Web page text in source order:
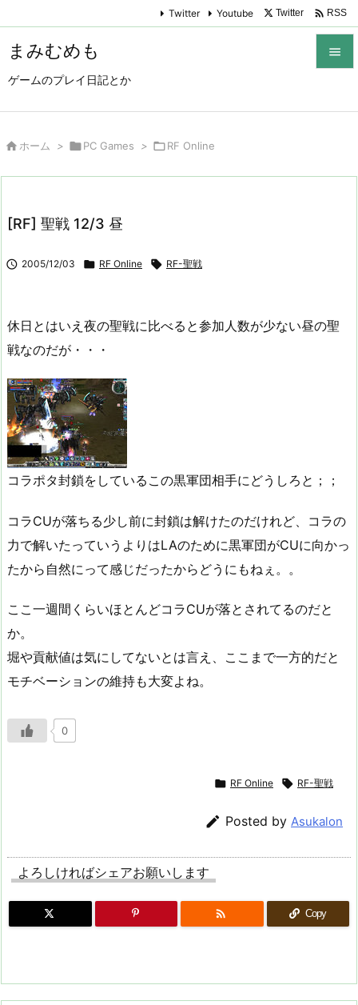
まみむめも
ゲームのプレイ日記とか

Twitter Youtube Twitter  RSS
 ホーム > PC Games > RF Online
[RF] 聖戦 12/3 昼
 2005/12/03  RF Online  RF-聖戦
休日とはいえ夜の聖戦に比べると参加人数が少ない昼の聖
戦なのだが・・・
コラポタ封鎖をしているこの黒軍団相手にどうしろと；；
コラCUが落ちる少し前に封鎖は解けたのだけれど、コラの
力で解いたっていうよりはLAのために黒軍団がCUに向かっ
たから自然にって感じだったからどうにもねぇ。。
ここ一週間くらいほとんどコラCUが落とされてるのだと
か。
堀や貢献値は気にしてないとは言え、ここまで一方的だと
モチベーションの維持も大変よね。
0
 RF Online  RF-聖戦
 Posted by Asukalon
よろしければシェアお願いします
 Copy